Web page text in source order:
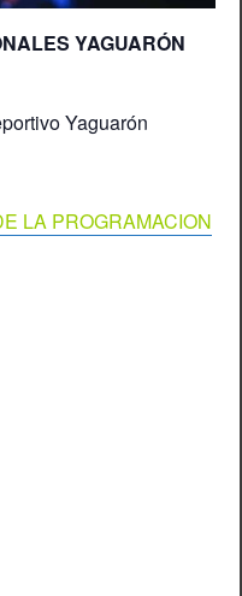
YAGUARÓN
Yaguarón
LA PROGRAMACION